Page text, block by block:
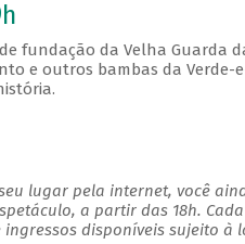
fundação da Velha Guarda
e outros bambas da Verde-
lugar pela internet, você
a partir das 18h.
disponíveis sujeito à